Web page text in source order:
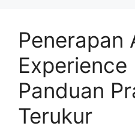
Penerapan
Panduan
Terukur